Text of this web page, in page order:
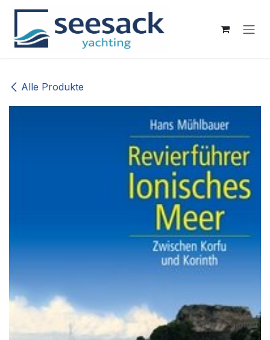
Zum Inhalt springen
Alle Produkte